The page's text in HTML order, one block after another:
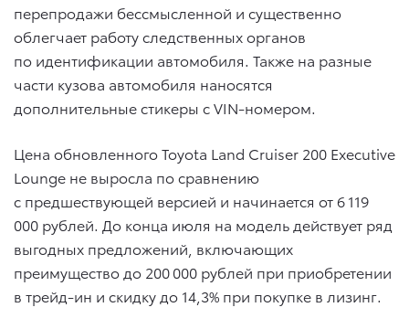
перепродажи бессмысленной и существенно
облегчает работу следственных органов
по идентификации автомобиля. Также на разные
части кузова автомобиля наносятся
дополнительные стикеры с VIN-номером.
Цена обновленного Toyota Land Cruiser 200 Executive
Lounge не выросла по сравнению
с предшествующей версией и начинается от 6 119
000 рублей. До конца июля на модель действует ряд
выгодных предложений, включающих
преимущество до 200 000 рублей при приобретении
в трейд-ин и скидку до 14,3% при покупке в лизинг.